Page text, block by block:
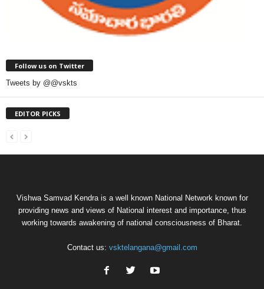
Follow us on Twitter
Tweets by @@vskts
EDITOR PICKS
Vishwa Samvad Kendra is a well known National Network known for
providing news and views of National interest and importance, thus
working towards awakening of national consciousness of Bharat.
Contact us: vsktelangana@gmail.com